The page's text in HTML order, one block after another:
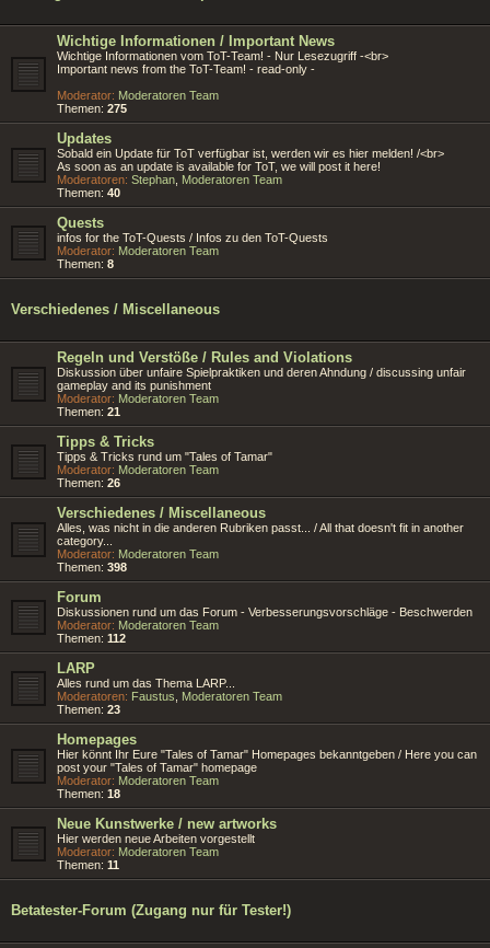
Wichtige Informationen / Important News
Wichtige Informationen vom ToT-Team! - Nur Lesezugriff -<br>
Important news from the ToT-Team! - read-only -
Moderator: Moderatoren Team
Themen: 275
Updates
Sobald ein Update für ToT verfügbar ist, werden wir es hier melden! /<br>
As soon as an update is available for ToT, we will post it here!
Moderatoren: Stephan Moderatoren Team
Themen: 40
Quests
infos for the ToT-Quests / Infos zu den ToT-Quests
Moderator: Moderatoren Team
Themen: 8
Verschiedenes / Miscellaneous
Regeln und Verstöße / Rules and Violations
Diskussion über unfaire Spielpraktiken und deren Ahndung / discussing unfair
gameplay and its punishment
Moderator: Moderatoren Team
Themen: 21
Tipps & Tricks
Tipps & Tricks rund um "Tales of Tamar"
Moderator: Moderatoren Team
Themen: 26
Verschiedenes / Miscellaneous
Alles, was nicht in die anderen Rubriken passt... / All that doesn't fit in another
category...
Moderator: Moderatoren Team
Themen: 398
Forum
Diskussionen rund um das Forum - Verbesserungsvorschläge - Beschwerden
Moderator: Moderatoren Team
Themen: 112
LARP
Alles rund um das Thema LARP...
Moderatoren: Faustus
Moderatoren Team
Themen: 23
Homepages
Hier könnt Ihr Eure "Tales of Tamar" Homepages bekanntgeben / Here you can
post your "Tales of Tamar" homepage
Moderator: Moderatoren Team
Themen: 18
Neue Kunstwerke / new artworks
Hier werden neue Arbeiten vorgestellt
Moderator: Moderatoren Team
Themen: 11
Betatester-Forum (Zugang nur für Tester!)